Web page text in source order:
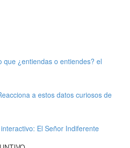
que ¿entiendas o entiendes? el
a estos datos curiosos de
El Señor Indiferente